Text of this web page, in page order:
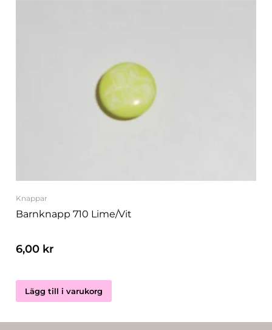
Knappar
Barnknapp 710 Lime/vit
6,00 kr
Lägg till i varukorg